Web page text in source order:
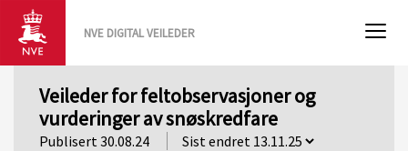
NVE DIGITAL VEILEDER
Veileder for feltobservasjoner og
vurderinger av snøskredfare
Publisert 30.08.24